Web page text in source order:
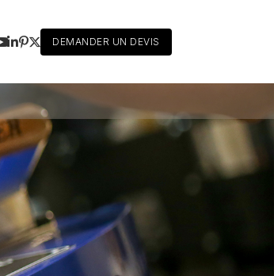
DEMANDER UN DEVIS